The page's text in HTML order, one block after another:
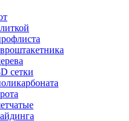
сетки